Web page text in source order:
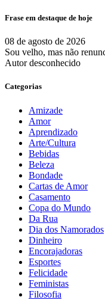
Frase em destaque de hoje
08 de agosto de 2026
Sou velho, mas não
Autor desconhecido
Categorias
Amizade
Amor
Aprendizado
Arte/Cultura
Bebidas
Beleza
Bondade
Cartas de Amor
Casamento
Copa do Mundo
Da Rua
Dia dos Namorados
Dinheiro
Encorajadoras
Esportes
Felicidade
Feministas
Filosofia